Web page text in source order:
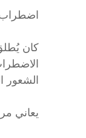
اضطراب
كان
الشعور
يعاني